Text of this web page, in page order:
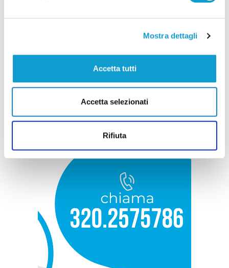
Mostra dettagli
Accetta tutti
Accetta selezionati
Rifiuta